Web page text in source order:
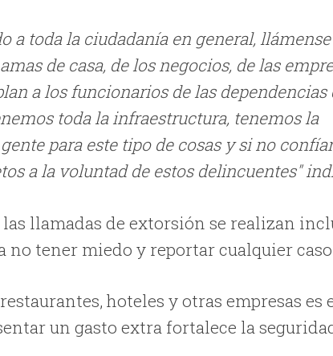
a toda la ciudadanía en general,
de casa, de los negocios, de las
a los funcionarios de las dependencias
toda la infraestructura, tenemos la
para este tipo de cosas y si no
a la voluntad de estos delincuentes"
llamadas de extorsión se realizan
no tener miedo y reportar cualquier
hoteles y otras empresas es
un gasto extra fortalece la